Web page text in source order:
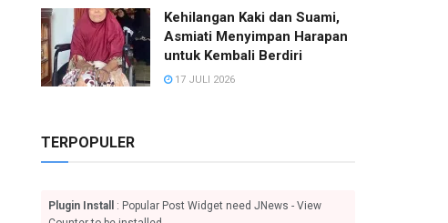
Kehilangan Kaki dan Suami,
Asmiati Menyimpan Harapan
untuk Kembali Berdiri
17 JULI 2026
TERPOPULER
Plugin Install
: Popular Post Widget need JNews - View